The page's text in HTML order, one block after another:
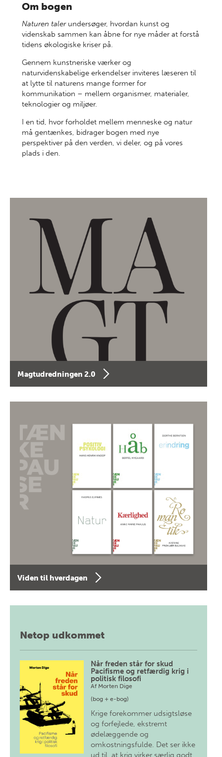
Om bogen
Naturen taler undersøger, hvordan kunst og
videnskab sammen kan åbne for nye måder at forstå
tidens økologiske kriser på.
Gennem kunstneriske værker og
naturvidenskabelige erkendelser inviteres læseren til
at lytte til naturens mange former for
kommunikation – mellem organismer, materialer,
teknologier og miljøer.
I en tid, hvor forholdet mellem menneske og natur
må gentænkes, bidrager bogen med nye
perspektiver på den verden, vi deler, og på vores
plads i den.
Magtudredningen 2.0
Viden til hverdagen
Netop udkommet
Når freden står for skud
Pacifisme og retfærdig krig i
politisk filosofi
Af Morten Dige
(bog + e-bog)
Krige forekommer udsigtsløse
og forfejlede, ekstremt
ødelæggende og
omkostningsfulde. Det ser ikke
ud til, at krig virker særlig godt.